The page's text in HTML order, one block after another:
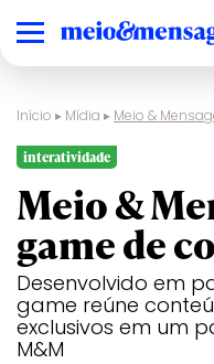
Início ▸ Mídia ▸ Meio &
interatividade
Meio &
game de
Desenvolvido em
game reúne
exclusivos em um
M&M